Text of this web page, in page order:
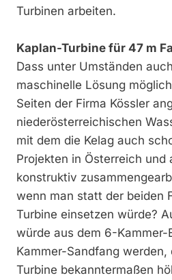
Turbinen arbeiten.
Kaplan-Turbine für 47 m
Dass unter Umständen
maschinelle Lösung
Seiten der Firma Kössler
niederösterreichischen
mit dem die Kelag auch
Projekten in Österreich und
konstruktiv
wenn man statt der beiden
Turbine einsetzen würde?
würde aus dem 6-Kammer-
Kammer-Sandfang werden,
Turbine bekanntermaßen